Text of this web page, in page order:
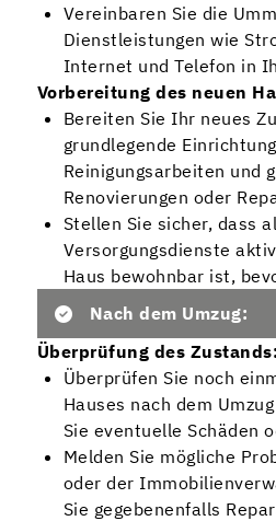
Vereinbaren Sie die
Dienstleistungen wie
Internet und Telefon in
Vorbereitung des neuen
Bereiten Sie Ihr neues
grundlegende
Reinigungsarbeiten und
Renovierungen oder
Stellen Sie sicher, dass
Versorgungsdienste
Haus bewohnbar ist,
Nach dem Umzug:
Überprüfung des Zustands:
Überprüfen Sie noch
Hauses nach dem
Sie eventuelle Schäden
Melden Sie mögliche
oder der
Sie gegebenenfalls